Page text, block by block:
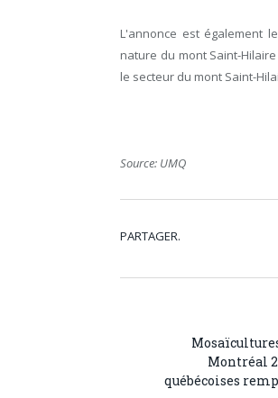
L'annonce est également
nature du mont Saint-
le secteur du mont Saint-
Source: UMQ
PARTAGER.
Montréal
québécoises